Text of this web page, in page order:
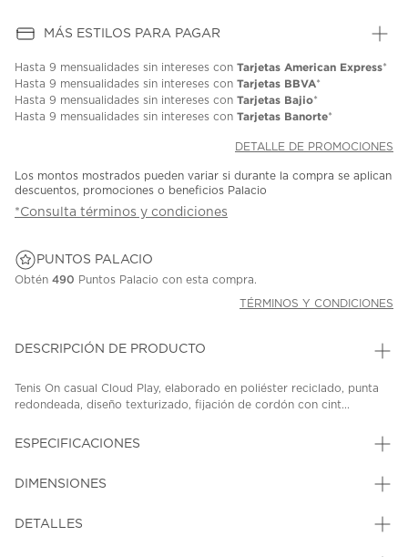
MÁS ESTILOS PARA PAGAR
Hasta 9 mensualidades sin intereses con Tarjetas American Express*
Hasta 9 mensualidades sin intereses con Tarjetas BBVA*
Hasta 9 mensualidades sin intereses con Tarjetas Bajio*
Hasta 9 mensualidades sin intereses con Tarjetas Banorte*
DETALLE DE PROMOCIONES
Los montos mostrados pueden variar si durante la compra se aplican
descuentos, promociones o beneficios Palacio
*Consulta términos y condiciones
PUNTOS PALACIO
Obtén 490 Puntos Palacio con esta compra.
TÉRMINOS Y CONDICIONES
DESCRIPCIÓN DE PRODUCTO
Tenis On casual Cloud Play, elaborado en poliéster reciclado, punta
redondeada, diseño texturizado, fijación de cordón con cint...
ESPECIFICACIONES
DIMENSIONES
DETALLES